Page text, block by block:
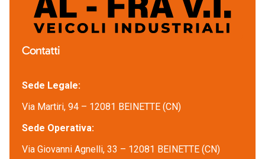
Contatti
Sede Legale:
Via Martiri, 94 – 12081 BEINETTE (CN)
Sede Operativa:
Via Giovanni Agnelli, 33 – 12081 BEINETTE (CN)